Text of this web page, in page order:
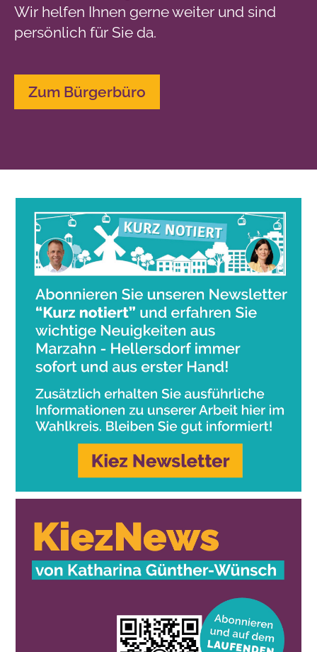
Wir helfen Ihnen gerne weiter und sind
persönlich für Sie da.
Zum Bürgerbüro